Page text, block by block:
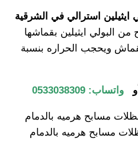
استرالي في الشرقية
البولي ايثيلين بقماشها
ويحجب الحراره بنسبة
واتساب:0533038309
مسابح هرميه بالدمام